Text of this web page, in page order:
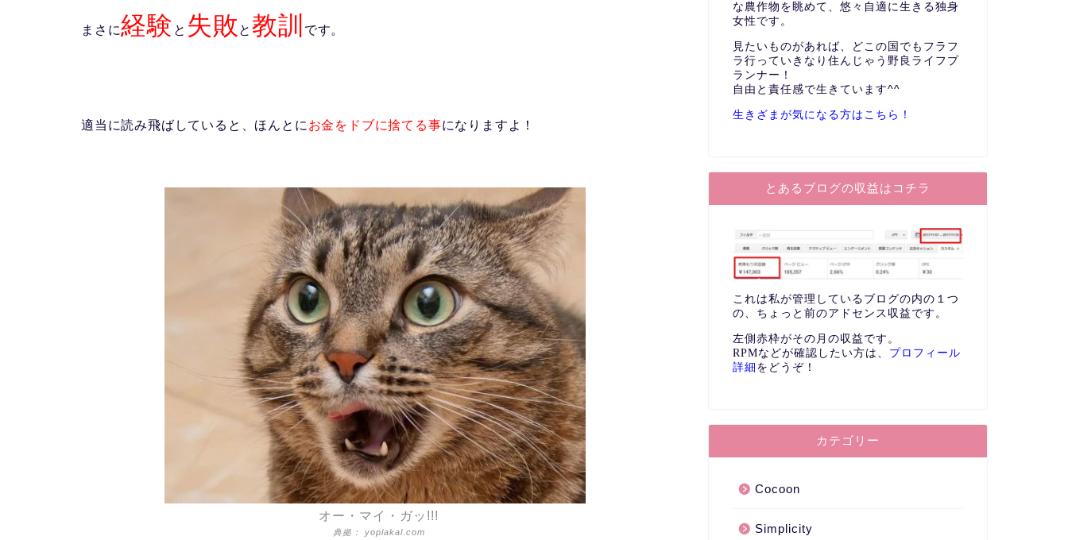
まさに経験 と 失敗 と教訓 です。
適当に読み飛ばしていると、ほんとに お金をドブに捨てる事になりますよ！
オー・マイ・ガッ!!!
典拠： yoplakal.com
な農作物を眺めて、悠々自適に生きる独身
女性です。
見たいものがあれば、どこの国でもフラフ
ラ行っていきなり住んじゃう野良ライフプ
ランナー！
自由と責任感で生きています^^
生きざまが気になる方はこちら ！
とあるブログの収益はコチラ
これは私が管理しているブログの内の１つ
の、ちょっと前のアドセンス収益です。
左側赤枠がその月の収益です。
RPMなどが確認したい方は、 プロフィール
詳細 をどうぞ！
カテゴリー
Cocoon
Simplicity